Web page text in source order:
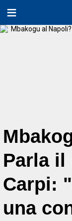
Parla il
Carpi:
una